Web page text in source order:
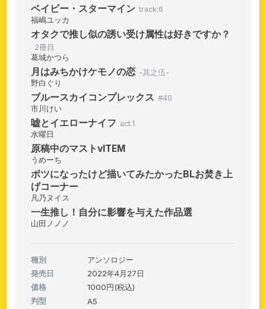
ベイビー・スターマイン track:6
福嶋ユッカ
オタクで推し似の誘い受け属性は好きですか？
2冊目
葛城かつら
月はみちかけケモノの恋 -其之伍-
野白ぐり
ブルースカイコンプレックス #40
市川けい
嘘とイエローナイフ act.1
水曜日
原稿中のマストvITEM
うめーち
ボツになったけど描いてみたかったBLお焚き上
げコーナー
凡乃ヌイス
一生推し！自分に影響を与えた作品選
山田ノノノ
種別
アンソロジー
発売日
2022年4月27日
価格
1000円(税込)
判型
A5